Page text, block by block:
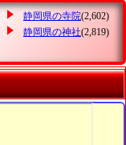
静岡県の寺院(2,602)
静岡県の神社(2,819)